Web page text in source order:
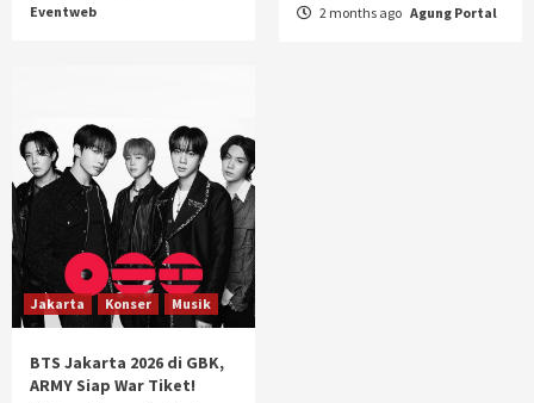
Eventweb
2 months ago Agung Portal
Jakarta Konser Musik
BTS Jakarta 2026 di GBK,
ARMY Siap War Tiket!